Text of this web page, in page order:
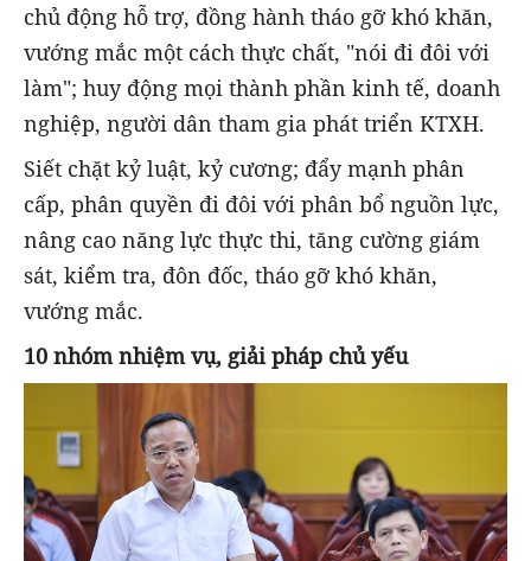
chủ động hỗ trợ, đồng hành tháo gỡ khó khăn,
vướng mắc một cách thực chất, "nói đi đôi với
làm"; huy động mọi thành phần kinh tế, doanh
nghiệp, người dân tham gia phát triển KTXH.
Siết chặt kỷ luật, kỷ cương; đẩy mạnh phân
cấp, phân quyền đi đôi với phân bổ nguồn lực,
nâng cao năng lực thực thi, tăng cường giám
sát, kiểm tra, đôn đốc, tháo gỡ khó khăn,
vướng mắc.
10 nhóm nhiệm vụ, giải pháp chủ yếu